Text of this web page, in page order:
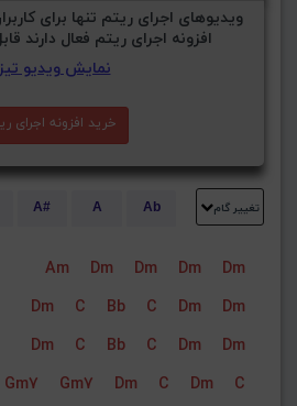
ویدیوهای اجرای ریتم تنها برای
افزونه اجرای ریتم فعال دارند
نمایش ویدیو
خرید افزونه اجرای
تغییر گام Ab
A
A#
Am Dm Dm Dm
Dm
Dm
C Bb C Dm
Dm
Dm
C Bb C Dm
Dm
Gm7 Gm7 Dm C Dm
C